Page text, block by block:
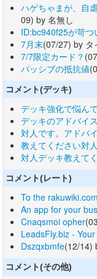
ハゲちゃまが、自
09) by 名無し
ID:bc940f25が苛つ
7月末(07/27) by タ
7/7限定カード？
パッシブの抵抗値
コメント(デッキ)
デッキ強化で悩ん
デッキのアドバイス
対人です。アドバ
教えてください対
対人デッキ教えて
コメント(レート)
To the
An app for your
Cnaqsmoi opher
LeadsFly.biz -
Dszqxbmfe(12/14)
コメント(その他)